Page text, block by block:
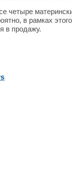
четыре
в рамках
в продажу.